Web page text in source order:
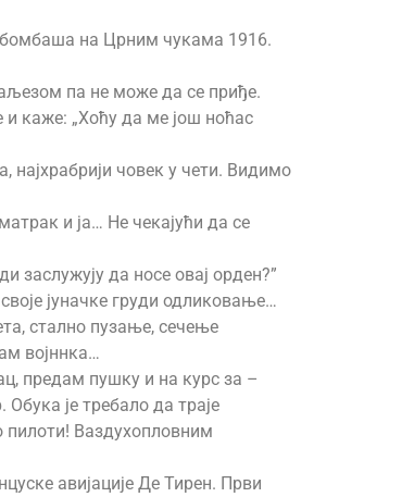
бомбаша на Црним чукама 1916.
па не може да се приђе.
и каже: „Хоћу да ме још ноћас
човек у чети. Видимо
и ја… Не чекајући да се
заслужују да носе овај орден?”
јуначке груди одликовање…
стално пузање, сечење
војннка…
предам пушку и на курс за –
је требало да траје
Ваздухопловним
авијације Де Тирен. Први